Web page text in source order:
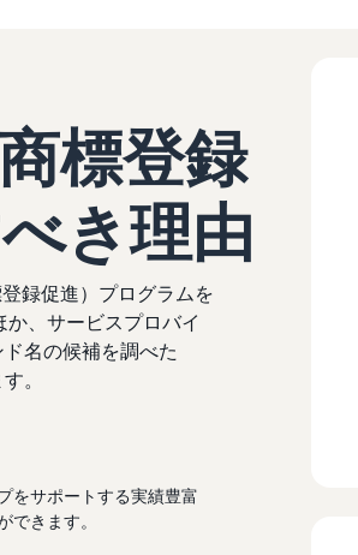
標登録
き理由
録促進）プログラムを
、サービスプロバイ
名の候補を調べた
。
をサポートする実績豊富
きます。